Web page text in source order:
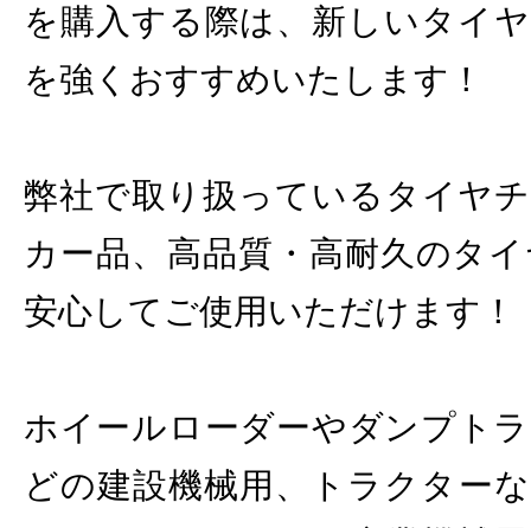
を購入する際は、新しいタイ
を強くおすすめいたします！
弊社で取り扱っているタイヤ
カー品、高品質・高耐久のタ
安心してご使用いただけます！
ホイールローダーやダンプト
どの建設機械用、トラクター